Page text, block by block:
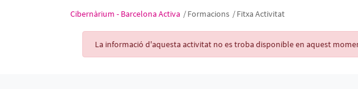
Cibernàrium - Barcelona Activa /Formacions /Fitxa Activitat
Activity Record
La informació d'aquesta activitat no es troba disponible en aquest